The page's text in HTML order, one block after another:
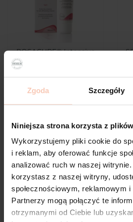
Zgoda Szczegóły
Niniejsza strona korzysta z
Wykorzystujemy pliki cookie do
i reklam, aby oferować funkcje
analizować ruch w naszej
korzystasz z naszej witryny,
społecznościowym, reklamowym
Partnerzy mogą połączyć te
otrzymanymi od Ciebie lub
ROSACURE® Intensive
89,00 zł
DO KOSZYKA